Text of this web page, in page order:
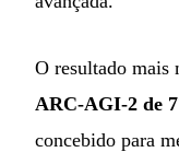
O resultado mais
ARC-AGI-2 de
concebido para